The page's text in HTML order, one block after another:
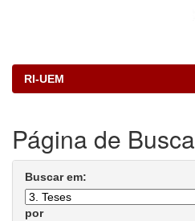
RI-UEM
Página de Busca
Buscar em:
por